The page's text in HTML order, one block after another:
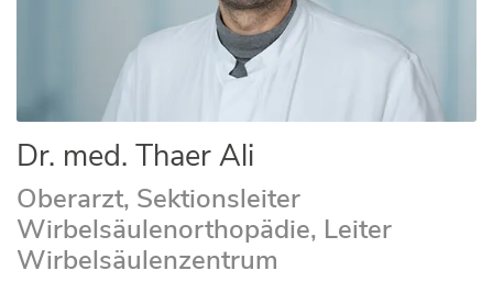
Dr. med. Thaer Ali
Oberarzt, Sektionsleiter
Wirbelsäulenorthopädie, Leiter
Wirbelsäulenzentrum